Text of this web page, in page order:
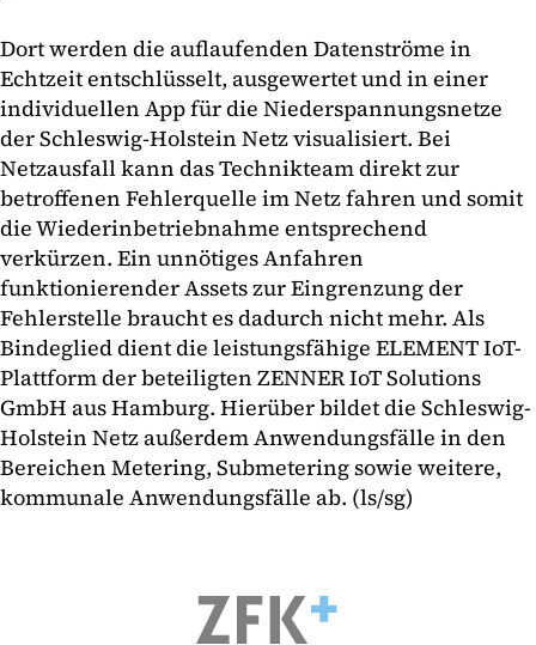
Dort werden die auflaufenden Datenströme in
Echtzeit entschlüsselt, ausgewertet und in einer
individuellen App für die Niederspannungsnetze
der Schleswig-Holstein Netz visualisiert. Bei
Netzausfall kann das Technikteam direkt zur
betroffenen Fehlerquelle im Netz fahren und somit
die Wiederinbetriebnahme entsprechend
verkürzen. Ein unnötiges Anfahren
funktionierender Assets zur Eingrenzung der
Fehlerstelle braucht es dadurch nicht mehr. Als
Bindeglied dient die leistungsfähige ELEMENT IoT-
Plattform der beteiligten ZENNER IoT Solutions
GmbH aus Hamburg. Hierüber bildet die Schleswig-
Holstein Netz außerdem Anwendungsfälle in den
Bereichen Metering, Submetering sowie weitere,
kommunale Anwendungsfälle ab. (ls/sg)